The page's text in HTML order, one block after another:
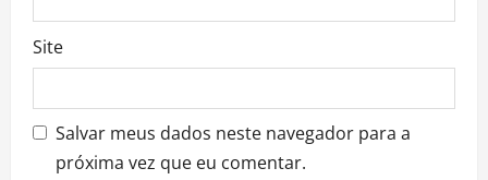
Site
Salvar meus dados neste navegador para a
próxima vez que eu comentar.